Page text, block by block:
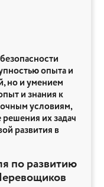
опыта и
но и умением
и знания к
условиям,
решения их задач
развития в
по развитию